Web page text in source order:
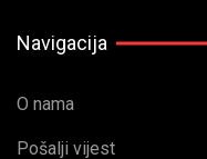
Navigacija
O nama
Pošalji vijest